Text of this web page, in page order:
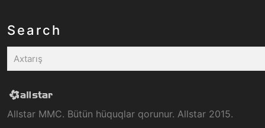
Search
Allstar MMC. Bütün hüquqlar qorunur. Allstar 2015.